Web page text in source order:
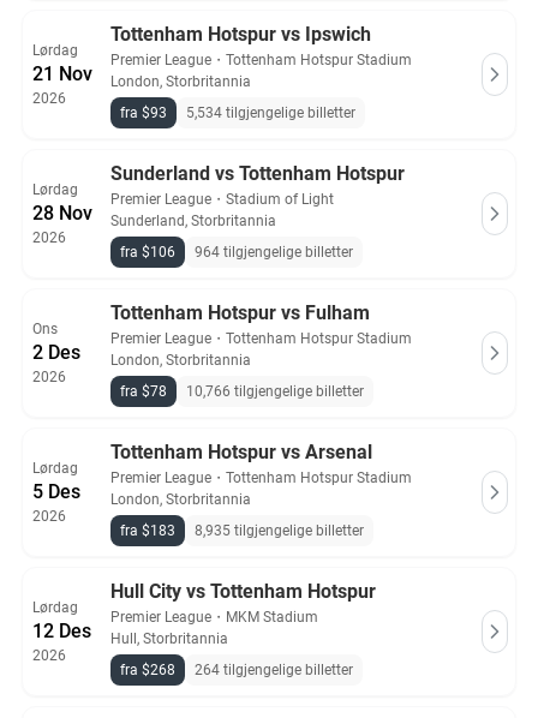
Lørdag
21 Nov
2026
Tottenham Hotspur vs Ipswich
Premier League ・ Tottenham Hotspur Stadium
London, Storbritannia
fra $93
5,534 tilgjengelige billetter
Lørdag
28 Nov
2026
Sunderland vs Tottenham Hotspur
Premier League ・ Stadium of Light
Sunderland, Storbritannia
fra $106
964 tilgjengelige billetter
Ons
2 Des
2026
Tottenham Hotspur vs Fulham
Premier League ・ Tottenham Hotspur Stadium
London, Storbritannia
fra $78
10,766 tilgjengelige billetter
Lørdag
5 Des
2026
Tottenham Hotspur vs Arsenal
Premier League ・ Tottenham Hotspur Stadium
London, Storbritannia
fra $183
8,935 tilgjengelige billetter
Lørdag
12 Des
2026
Hull City vs Tottenham Hotspur
Premier League ・ MKM Stadium
Hull, Storbritannia
fra $268
264 tilgjengelige billetter